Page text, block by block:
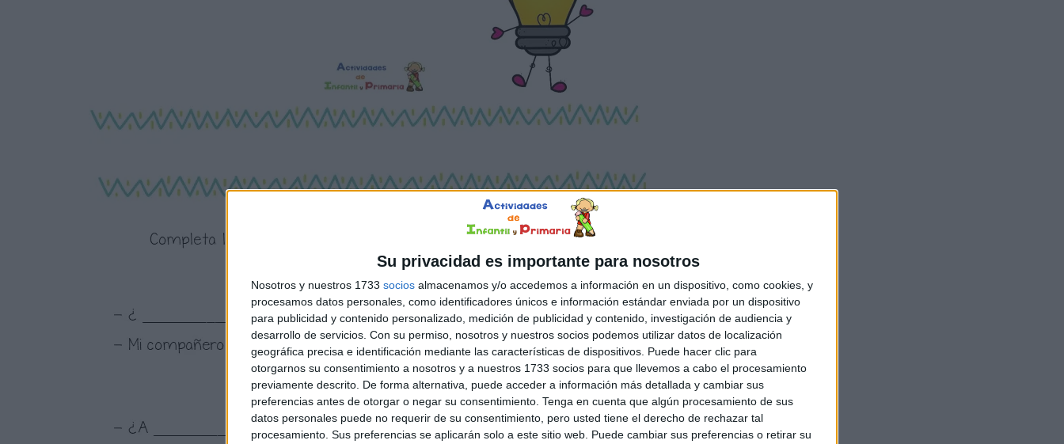
Su privacidad es importante para nosotros
Nosotros y nuestros 1733 socios almacenamos y/o accedemos a información en un dispositivo, como cookies, y
procesamos datos personales, como identificadores únicos e información estándar enviada por un dispositivo
para publicidad y contenido personalizado, medición de publicidad y contenido, investigación de audiencia y
desarrollo de servicios. Con su permiso, nosotros y nuestros socios podemos utilizar datos de localización
geográfica precisa e identificación mediante las características de dispositivos. Puede hacer clic para
otorgarnos su consentimiento a nosotros y a nuestros 1733 socios para que llevemos a cabo el procesamiento
previamente descrito. De forma alternativa, puede acceder a información más detallada y cambiar sus
preferencias antes de otorgar o negar su consentimiento. Tenga en cuenta que algún procesamiento de sus
datos personales puede no requerir de su consentimiento, pero usted tiene el derecho de rechazar tal
procesamiento. Sus preferencias se aplicarán solo a este sitio web. Puede cambiar sus preferencias o retirar su